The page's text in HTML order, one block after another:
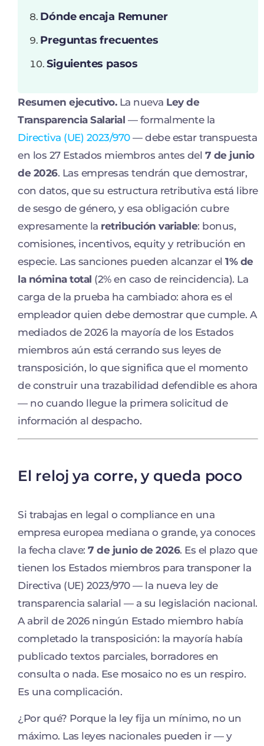
Dónde encaja Remuner
Preguntas frecuentes
Siguientes pasos
Resumen ejecutivo.La nueva Ley de
Transparencia Salarial — formalmente la
Directiva (UE) 2023/970 — debe estar transpuesta
en los 27 Estados miembros antes del 7 de junio
de 2026. Las empresas tendrán que demostrar,
con datos, que su estructura retributiva está libre
de sesgo de género, y esa obligación cubre
expresamente la retribución variable: bonus,
comisiones, incentivos, equity y retribución en
especie. Las sanciones pueden alcanzar el 1% de
la nómina total (2% en caso de reincidencia). La
carga de la prueba ha cambiado: ahora es el
empleador quien debe demostrar que cumple. A
mediados de 2026 la mayoría de los Estados
miembros aún está cerrando sus leyes de
transposición, lo que significa que el momento
de construir una trazabilidad defendible es ahora
— no cuando llegue la primera solicitud de
información al despacho.
El reloj ya corre, y queda poco
Si trabajas en legal o compliance en una
empresa europea mediana o grande, ya conoces
la fecha clave: 7 de junio de 2026. Es el plazo que
tienen los Estados miembros para transponer la
Directiva (UE) 2023/970 — la nueva ley de
transparencia salarial — a su legislación nacional.
A abril de 2026 ningún Estado miembro había
completado la transposición: la mayoría había
publicado textos parciales, borradores en
consulta o nada. Ese mosaico no es un respiro.
Es una complicación.
¿Por qué? Porque la ley fija un mínimo, no un
máximo. Las leyes nacionales pueden ir — y